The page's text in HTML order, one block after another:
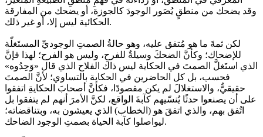
وقد يضحك من منطقٍ يُصَور الوجودَ كالجوزة، أو يضحك من المفارقة
الحكائية ليس إلا، أو غير ذلك.
لكن ثمةَ ما هو مُتفق عليه، وهو حالةُ الصمتِ الوجوديِّ المستَغلّة
للإضحاك؛ وكأنَّ الضحكَ وسيلةٌ للفرحِ، وليس هو الفرح؛ لهذا فإنَّ
الذي استَغلَّ الصمتَ في الحكاية ليس ذاك الفلاح الذي قال «وَحِدُوه»
فحسب، بل كل الحاضرين في الحكاية بالتساوي؛ لأنَّ الصمتَ
حقيقيٌّ، والاستغلالَ لم يكن مقصودًا، فكأنَّ أصحابَ الحكايةِ اتفقوا
على أن يصنعوا حدثًا يُنسّيهم كآبةَ الواقع، لكنَّ الأمرَ أنهم لم يتفقوا بل
اتُفق بهم، والذي اتفقَ هو (الخطاب) الذي يعيشون به، وبتناقضاته؛
ليواصلوا كآبة الحياة بصمتِ الوجود الضاحك.